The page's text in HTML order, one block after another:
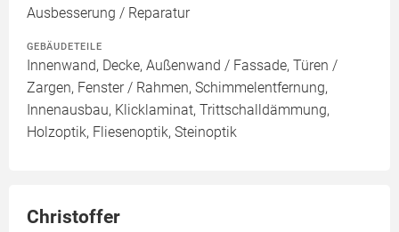
Ausbesserung / Reparatur
GEBÄUDETEILE
Innenwand, Decke, Außenwand / Fassade, Türen /
Zargen, Fenster / Rahmen, Schimmelentfernung,
Innenausbau, Klicklaminat, Trittschalldämmung,
Holzoptik, Fliesenoptik, Steinoptik
Christoffer